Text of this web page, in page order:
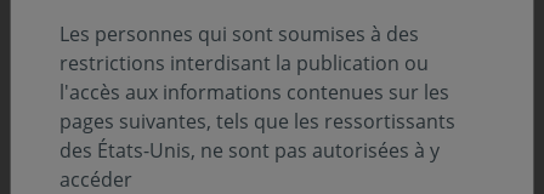
Nous vous rappelons que :
Covéa Finance ne contacte jamais le grand public
en direct afin de lui proposer un produit financier ;
Les personnes qui sont soumises à des
restrictions interdisant la publication ou
l'accès aux informations contenues sur les
pages suivantes, tels que les ressortissants
des États-Unis, ne sont pas autorisées à y
accéder